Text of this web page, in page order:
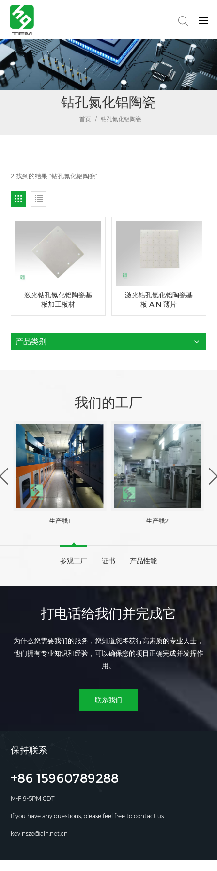
钻孔氮化铝陶瓷
首页 / 钻孔氮化铝陶瓷
2 找到的结果 "钻孔氮化铝陶瓷"
激光钻孔氮化铝陶瓷基
板加工板材
激光钻孔氮化铝陶瓷基
板 AlN 薄片
产品类别
我们的工厂
生产线1 生产线2
参观工厂 证书 产品性能
打电话给我们并完成它
为什么您需要我们的服务，您知道您将获得高素质的专业人士，
他们拥有专业知识和经验，可以确保您的项目正确完成并发挥作
用。
联系我们
保持联系
+86 15960789288
M-F 9-5PM CDT
If you have any questions, please feel free to contact us.
kevinsze@aln.net.cn